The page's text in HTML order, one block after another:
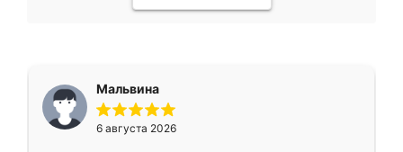
Мальвина
6 августа 2026